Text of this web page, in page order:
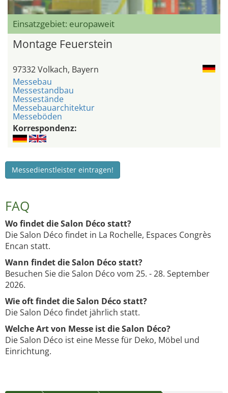
Einsatzgebiet: europaweit
Montage Feuerstein
97332 Volkach, Bayern
Messebau
Messestandbau
Messestände
Messebauarchitektur
Messeböden
Korrespondenz:
Messedienstleister eintragen!
FAQ
Wo findet die Salon Déco statt?
Die Salon Déco findet in La Rochelle, Espaces Congrès
Encan statt.
Wann findet die Salon Déco statt?
Besuchen Sie die Salon Déco vom 25. - 28. September
2026.
Wie oft findet die Salon Déco statt?
Die Salon Déco findet jährlich statt.
Welche Art von Messe ist die Salon Déco?
Die Salon Déco ist eine Messe für Deko, Möbel und
Einrichtung.